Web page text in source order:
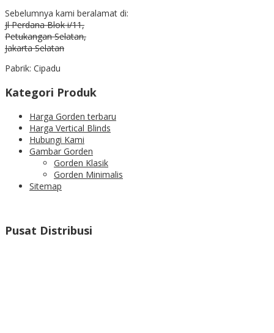
Sebelumnya kami beralamat di:
Jl Perdana Blok i/11,
Petukangan Selatan,
Jakarta Selatan
Pabrik: Cipadu
Kategori Produk
Harga Gorden terbaru
Harga Vertical Blinds
Hubungi Kami
Gambar Gorden
Gorden Klasik
Gorden Minimalis
Sitemap
Pusat Distribusi